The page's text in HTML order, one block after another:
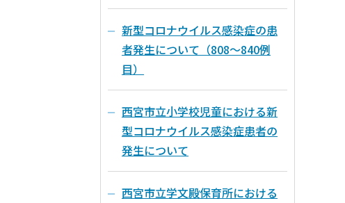
新型コロナウイルス感染症の患
者発生について（808～840例
目）
西宮市立小学校児童における新
型コロナウイルス感染症患者の
発生について
西宮市立学文殿保育所における